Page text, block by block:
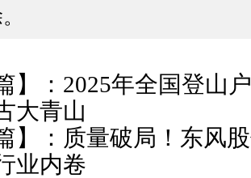
】： 2025年全国登山
大青山
】： 质量破局！东风
业内卷